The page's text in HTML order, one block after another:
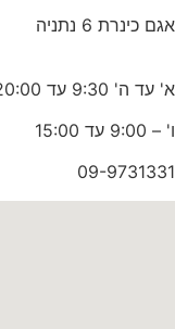
אגם כינרת 6 נתניה
א' עד ה' 9:30 עד 20:00
ו' – 9:00 עד 15:00
09-9731331